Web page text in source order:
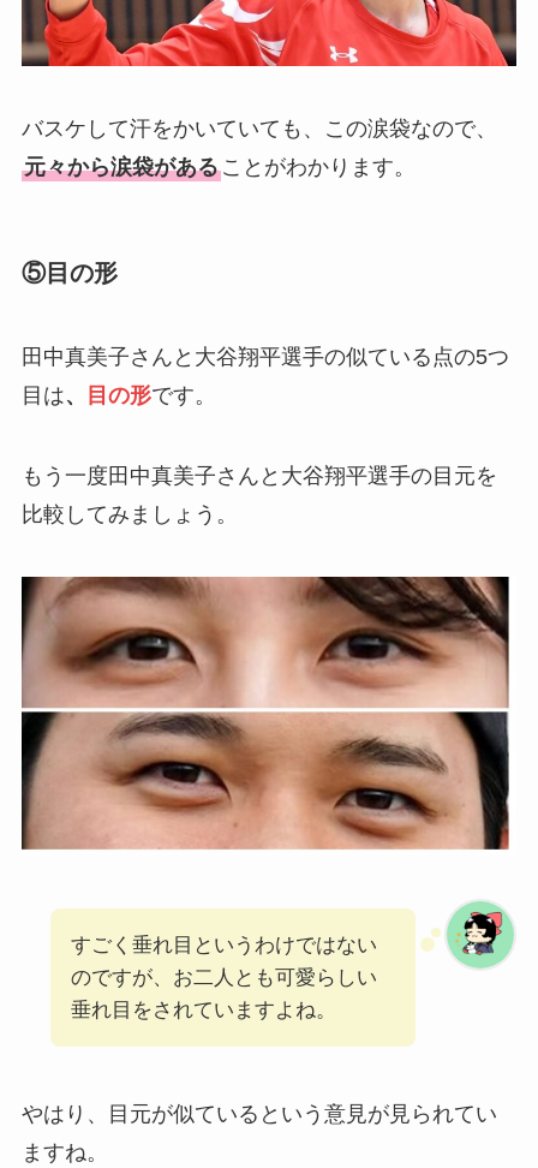
バスケして汗をかいていても、この涙袋なので、
元々から涙袋があることがわかります。
⑤目の形
田中真美子さんと大谷翔平選手の似ている点の5つ
目は、 目の形です。
もう一度田中真美子さんと大谷翔平選手の目元を
比較してみましょう。
すごく垂れ目というわけではない
のですが、お二人とも可愛らしい
垂れ目をされていますよね。
やはり、目元が似ているという意見が見られてい
ますね。